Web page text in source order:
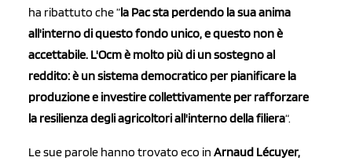
ha ribattuto che ”la Pac sta perdendo la sua anima
all'interno di questo fondo unico, e questo non è
accettabile. L'Ocm è molto più di un sostegno al
reddito: è un sistema democratico per pianificare la
produzione e investire collettivamente per rafforzare
la resilienza degli agricoltori all'interno della filiera“.
Le sue parole hanno trovato eco in Arnaud Lécuyer,